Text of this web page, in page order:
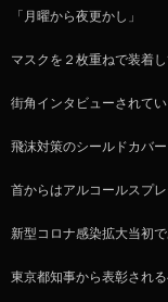
「月曜から夜更かし」
マスクを２枚重ねで装着
街角インタビューされてい
飛沫対策のシールドカバー
首からはアルコールスプ
新型コロナ感染拡大当初
東京都知事から表彰され